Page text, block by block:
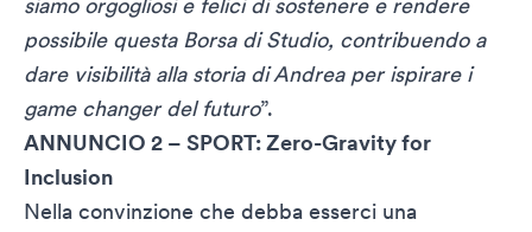
siamo orgogliosi e felici di sostenere e rendere
possibile questa Borsa di Studio, contribuendo a
dare visibilità alla storia di Andrea per ispirare i
game changer del futuro”.
ANNUNCIO 2 – SPORT: Zero-Gravity for
Inclusion
Nella convinzione che debba esserci una